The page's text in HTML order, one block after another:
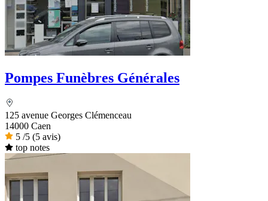
Pompes Funèbres Générales
125 avenue Georges Clémenceau
14000 Caen
5 /5 (5 avis)
top notes